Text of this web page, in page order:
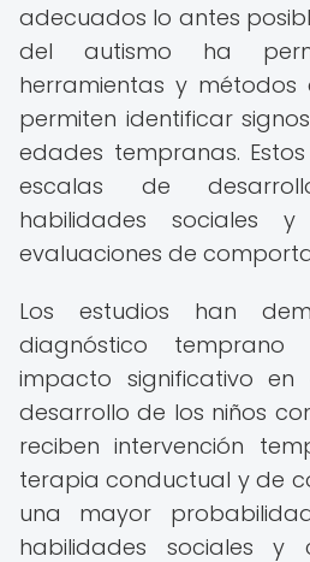
adecuados lo antes
del autismo ha
herramientas y métodos
permiten identificar
edades tempranas.
escalas de
habilidades sociales y
evaluaciones de
Los estudios han
diagnóstico
impacto significativo
desarrollo de los niños
reciben intervención
terapia conductual y de
una mayor
habilidades sociales y